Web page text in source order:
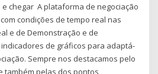
chegar A plataforma de negociação
condições de tempo real nas
e de Demonstração e de
de gráficos para adaptá-
Sempre nos destacamos pelo
também pelas dos pontos